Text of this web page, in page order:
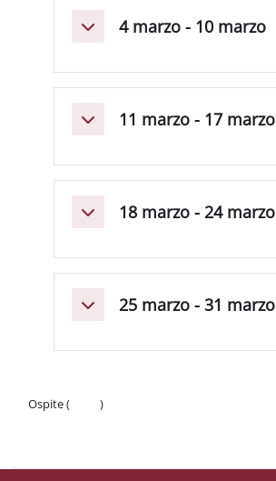
Minimizza4 marzo - 10 marzo
Minimizza11 marzo - 17 marzo
Minimizza18 marzo - 24 marzo
Minimizza25 marzo - 31 marzo
Ospite (
)